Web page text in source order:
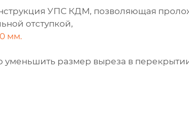
УПС КДМ, позволяющая
отступкой,
мм.
размер выреза в